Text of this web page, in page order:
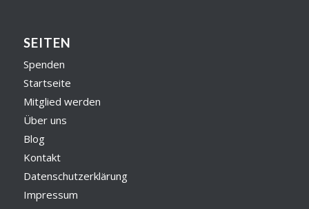
SEITEN
Spenden
Startseite
Mitglied werden
Über uns
Blog
Kontakt
Datenschutzerklärung
Impressum